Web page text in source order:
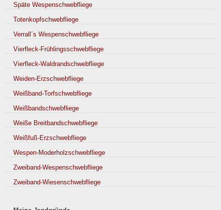
Späte Wespenschwebfliege
Totenkopfschwebfliege
Verrall´s Wespenschwebfliege
Vierfleck-Frühlingsschwebfliege
Vierfleck-Waldrandschwebfliege
Weiden-Erzschwebfliege
Weißband-Torfschwebfliege
Weißbandschwebfliege
Weiße Breitbandschwebfliege
Weißfuß-Erzschwebfliege
Wespen-Moderholzschwebfliege
Zweiband-Wespenschwebfliege
Zweiband-Wiesenschwebfliege